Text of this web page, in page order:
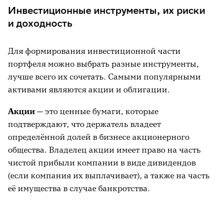
Инвестиционные инструменты, их риски
и доходность
Для формирования инвестиционной части
портфеля можно выбрать разные инструменты,
лучше всего их сочетать. Самыми популярными
активами являются акции и облигации.
Акции — это ценные бумаги, которые
подтверждают, что держатель владеет
определённой долей в бизнесе акционерного
общества. Владелец акции имеет право на часть
чистой прибыли компании в виде дивидендов
(если компания их выплачивает), а также на часть
её имущества в случае банкротства.